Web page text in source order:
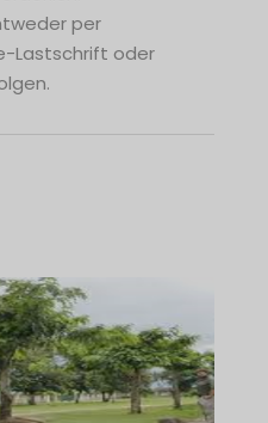
per
Lastschrift oder